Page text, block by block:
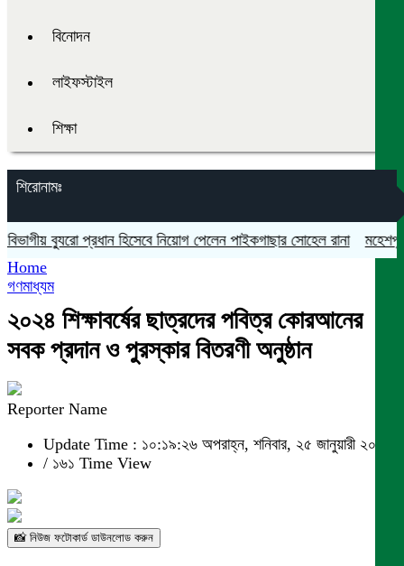
বিনোদন
লাইফস্টাইল
শিক্ষা
শিরোনামঃ
ব্যুরো প্রধান হিসেবে নিয়োগ পেলেন পাইকগাছার সোহেল রানা মহেশপুরে
Home
গণমাধ্যম
২০২৪ শিক্ষাবর্ষের ছাত্রদের পবিত্র কোরআনের
সবক প্রদান ও পুরস্কার বিতরণী অনুষ্ঠান
Reporter Name
Update Time : ১০:১৯:২৬ অপরাহ্ন, শনিবার, ২৫ জানুয়ারী ২০২৫
/ ১৬১ Time View
📸 নিউজ ফটোকার্ড ডাউনলোড করুন